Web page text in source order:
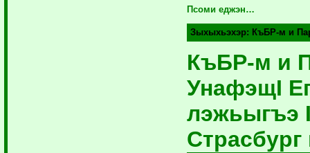
Псоми еджэн…
Зыхыхьэхэр: КъБР-м и
КъБР-м и
УнафэщI
лэжьыгъэ